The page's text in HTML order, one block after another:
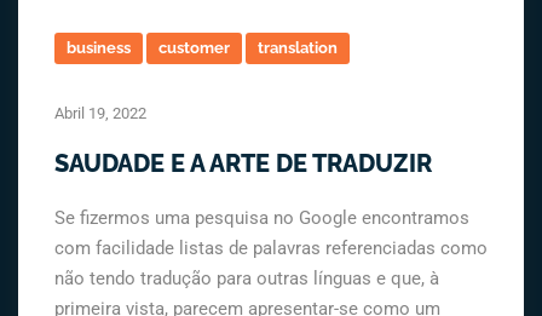
business customer translation
Abril 19, 2022
SAUDADE E A ARTE DE TRADUZIR
Se fizermos uma pesquisa no Google encontramos
com facilidade listas de palavras referenciadas como
não tendo tradução para outras línguas e que, à
primeira vista, parecem apresentar-se como um